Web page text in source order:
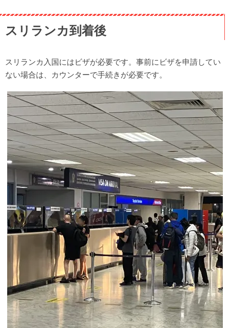
スリランカ到着後
スリランカ入国にはビザが必要です。事前にビザを申請してい
ない場合は、カウンターで手続きが必要です。